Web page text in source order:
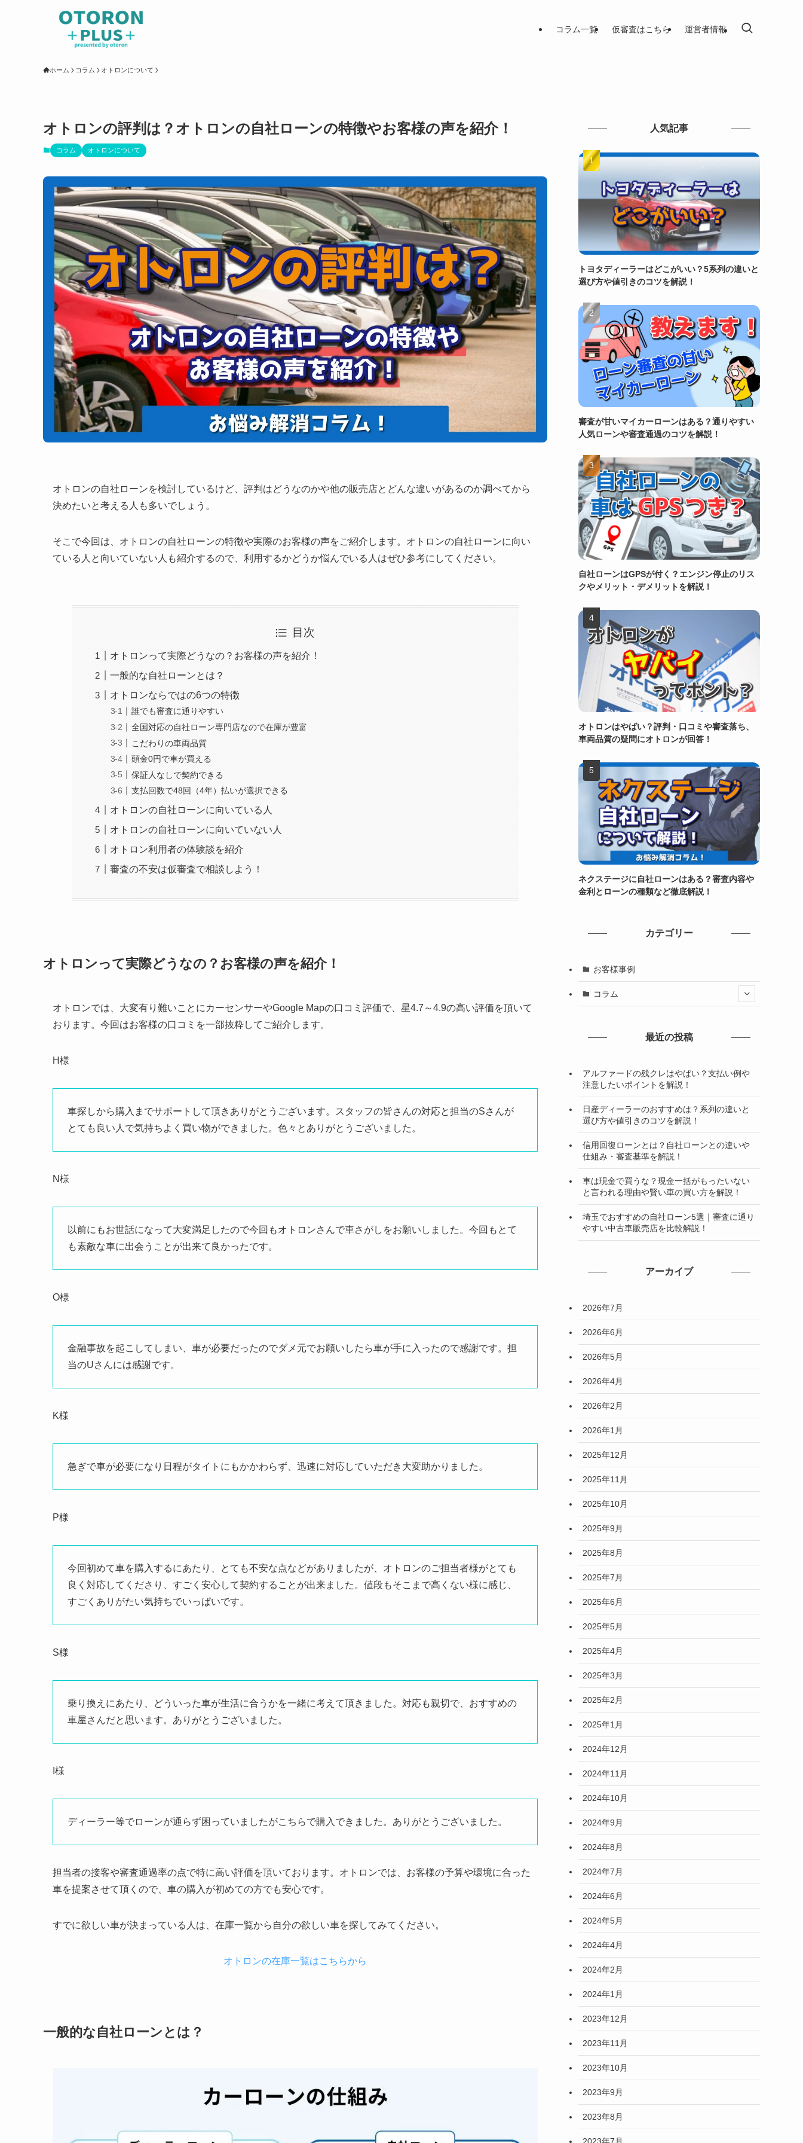
コラム一覧 仮審査はこちら 運営者情報
ホーム コラム オトロンについて
オトロンの評判は？オトロンの自社ローンの特徴やお客様の声を紹介！
コラム オトロンについて
オトロンの自社ローンを検討しているけど、評判はどうなのかや他の販売店とどんな違いがあるのか調べてから
決めたいと考える人も多いでしょう。
そこで今回は、オトロンの自社ローンの特徴や実際のお客様の声をご紹介します。オトロンの自社ローンに向い
ている人と向いていない人も紹介するので、利用するかどうか悩んでいる人はぜひ参考にしてください。
目次
オトロンって実際どうなの？お客様の声を紹介！
一般的な自社ローンとは？
オトロンならではの6つの特徴
誰でも審査に通りやすい
全国対応の自社ローン専門店なので在庫が豊富
こだわりの車両品質
頭金0円で車が買える
保証人なしで契約できる
支払回数で48回（4年）払いが選択できる
オトロンの自社ローンに向いている人
オトロンの自社ローンに向いていない人
オトロン利用者の体験談を紹介
審査の不安は仮審査で相談しよう！
オトロンって実際どうなの？お客様の声を紹介！
オトロンでは、大変有り難いことにカーセンサーやGoogle Mapの口コミ評価で、星4.7～4.9の高い評価を頂いて
おります。今回はお客様の口コミを一部抜粋してご紹介します。
H様
車探しから購入までサポートして頂きありがとうございます。スタッフの皆さんの対応と担当のSさんが
とても良い人で気持ちよく買い物ができました。色々とありがとうございました。
N様
以前にもお世話になって大変満足したので今回もオトロンさんで車さがしをお願いしました。今回もとて
も素敵な車に出会うことが出来て良かったです。
O様
金融事故を起こしてしまい、車が必要だったのでダメ元でお願いしたら車が手に入ったので感謝です。担
当のUさんには感謝です。
K様
急ぎで車が必要になり日程がタイトにもかかわらず、迅速に対応していただき大変助かりました。
P様
今回初めて車を購入するにあたり、とても不安な点などがありましたが、オトロンのご担当者様がとても
良く対応してくださり、すごく安心して契約することが出来ました。値段もそこまで高くない様に感じ、
すごくありがたい気持ちでいっぱいです。
S様
乗り換えにあたり、どういった車が生活に合うかを一緒に考えて頂きました。対応も親切で、おすすめの
車屋さんだと思います。ありがとうございました。
I様
ディーラー等でローンが通らず困っていましたがこちらで購入できました。ありがとうございました。
担当者の接客や審査通過率の点で特に高い評価を頂いております。オトロンでは、お客様の予算や環境に合った
車を提案させて頂くので、車の購入が初めての方でも安心です。
すでに欲しい車が決まっている人は、在庫一覧から自分の欲しい車を探してみてください。
オトロンの在庫一覧はこちらから
一般的な自社ローンとは？
人気記事
トヨタディーラーはどこがいい？5系列の違いと
選び方や値引きのコツを解説！
審査が甘いマイカーローンはある？通りやすい
人気ローンや審査通過のコツを解説！
自社ローンはGPSが付く？エンジン停止のリス
クやメリット・デメリットを解説！
オトロンはやばい？評判・口コミや審査落ち、
車両品質の疑問にオトロンが回答！
ネクステージに自社ローンはある？審査内容や
金利とローンの種類など徹底解説！
カテゴリー
お客様事例
コラム
最近の投稿
アルファードの残クレはやばい？支払い例や
注意したいポイントを解説！
日産ディーラーのおすすめは？系列の違いと
選び方や値引きのコツを解説！
信用回復ローンとは？自社ローンとの違いや
仕組み・審査基準を解説！
車は現金で買うな？現金一括がもったいない
と言われる理由や賢い車の買い方を解説！
埼玉でおすすめの自社ローン5選｜審査に通り
やすい中古車販売店を比較解説！
アーカイブ
2026年7月
2026年6月
2026年5月
2026年4月
2026年2月
2026年1月
2025年12月
2025年11月
2025年10月
2025年9月
2025年8月
2025年7月
2025年6月
2025年5月
2025年4月
2025年3月
2025年2月
2025年1月
2024年12月
2024年11月
2024年10月
2024年9月
2024年8月
2024年7月
2024年6月
2024年5月
2024年4月
2024年2月
2024年1月
2023年12月
2023年11月
2023年10月
2023年9月
2023年8月
2023年7月